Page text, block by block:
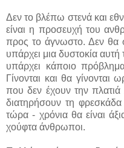
Δεν το βλέπω στενά και
είναι η προσευχή του
προς το άγνωστο. Δεν
υπάρχει μια δυστοκία
υπάρχει κάποιο
Γίνονται και θα γίνονται
που δεν έχουν την
διατηρήσουν τη
τώρα - χρόνια θα είναι
χούφτα άνθρωποι.